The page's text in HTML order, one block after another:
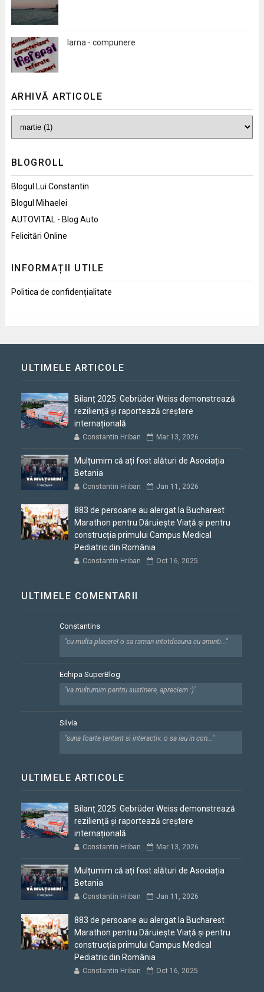
Iarna - compunere
ARHIVĂ ARTICOLE
BLOGROLL
Blogul Lui Constantin
Blogul Mihaelei
AUTOVITAL - Blog Auto
Felicitări Online
INFORMAȚII UTILE
Politica de confidențialitate
ULTIMELE ARTICOLE
Bilanț 2025: Gebrüder Weiss demonstrează
reziliență și raportează creștere
internațională
Constantin Hriban Mar 13, 2026
Mulțumim că ați fost alături de Asociația
Betania
Constantin Hriban Jan 11, 2026
883 de persoane au alergat la Bucharest
Marathon pentru Dăruiește Viață și pentru
construcția primului Campus Medical
Pediatric din România
Constantin Hriban Oct 16, 2025
ULTIMELE COMENTARII
Constantins
"cu multa placere! o sa raman intotdeauna cu aminti..."
Echipa SuperBlog
"va multumim pentru sustinere, apreciem :)"
Silvia
"suna foarte tentant si interactiv. o sa iau in con..."
ULTIMELE ARTICOLE
Bilanț 2025: Gebrüder Weiss demonstrează
reziliență și raportează creștere
internațională
Constantin Hriban Mar 13, 2026
Mulțumim că ați fost alături de Asociația
Betania
Constantin Hriban Jan 11, 2026
883 de persoane au alergat la Bucharest
Marathon pentru Dăruiește Viață și pentru
construcția primului Campus Medical
Pediatric din România
Constantin Hriban Oct 16, 2025